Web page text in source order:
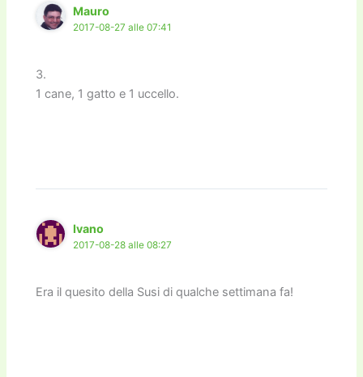
Mauro
2017-08-27 alle 07:41
3.
1 cane, 1 gatto e 1 uccello.
Ivano
2017-08-28 alle 08:27
Era il quesito della Susi di qualche settimana fa!